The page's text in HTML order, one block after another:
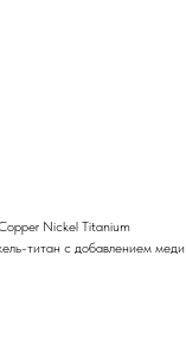
Nickel Titanium
титан с добавлением меди